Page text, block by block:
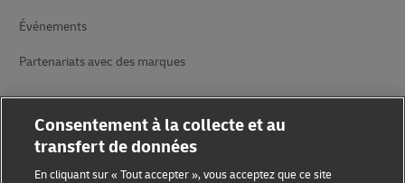
Événements
Partenariats avec des marques
Consentement à la collecte et au
transfert de données
En cliquant sur « Tout accepter », vous acceptez que ce site